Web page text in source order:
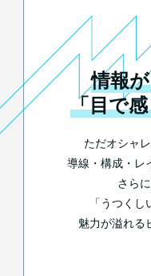
情報
「目で
ただオシャ
導線・構成・レ
さら
「うつく
魅力が溢れる